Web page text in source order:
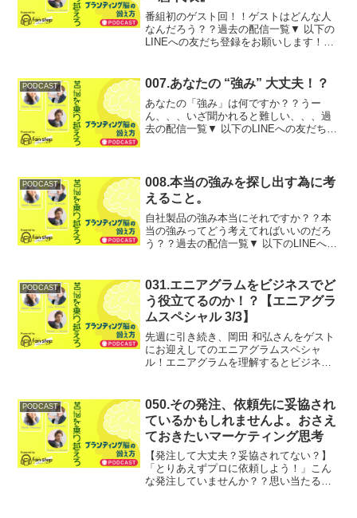
番組初のゲスト回！！ゲストはどんな人
なんだろう？？過去の配信一覧▼ 以下の
LINEへの友だち登録をお願いします！番
ご相談や扱って欲しいテーマについて、
ブランディング姐さん...
PODCAST 007.あなたの “強み” 大丈夫！？
あなたの「強み」は何ですか？？うー
ん、、、いざ聞かれると難しい、、、過
去の配信一覧▼ 以下のLINEへの友だち登
いテーマについて、ブ...
PODCAST
008.本当の強みを探し出す為に考
えること。
自社製品の強み本当にそれですか？？本
当の強みってどう考えてればいいのだろ
う？？過去の配信一覧▼ 以下のLINEへの
を募集しています。あなたのご相談や扱
って欲しいテーマに...
PODCAST
031.エニアグラムをビジネスでど
う役立てるのか！？【エニアグラ
ムスペシャル 3/3】
先週に引き続き、岡田 和弘さんをゲスト
にお迎えしてのエニアグラムスペシャ
ル！エニアグラムを理解するとビジネス
お願いします。 番組では、リスナーの皆
様からのお悩み...
PODCAST
050.その発注、依頼先に妥協され
ているかもしれませんよ。おさえ
ておきたいマーケティング思考
【発注して大丈夫？妥協されてない？】
「とりあえずプロに依頼しよう！」こん
な発注していませんか？？思い当たる方